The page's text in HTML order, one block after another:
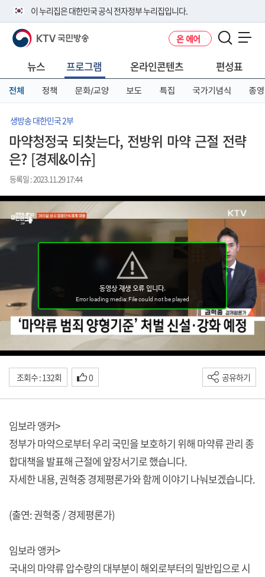
이 누리집은 대한민국 공식 전자정부 누리집입니다.
공식 누리집 주소 확인하기
니다.
이밖에 or.kr 또는 .kr등 다른 도메인 주소를 사용하고 있다면 아래 URL에
서 도메인 주소를 확인해 보세요
KTV 국민방송 온 에어
뉴스 프로그램 온라인콘텐츠 편성표
전체 정책 문화/교양 보도 특집 국가기념식 종영
생방송 대한민국 2부
마약청정국 되찾는다, 전방위 마약 근절 전략
은? [경제&이슈]
등록일 : 2023.11.29 17:44
조회수 : 132회 0 공유하기
임보라 앵커>
정부가 마약으로부터 우리 국민을 보호하기 위해 마약류 관리 종
합대책을 발표해 근절에 앞장서기로 했습니다.
자세한 내용, 권혁중 경제평론가와 함께 이야기 나눠보겠습니다.
(출연: 권혁중 / 경제평론가)
임보라 앵커>
국내의 마약류 압수량의 대부분이 해외로부터의 밀반입으로 시